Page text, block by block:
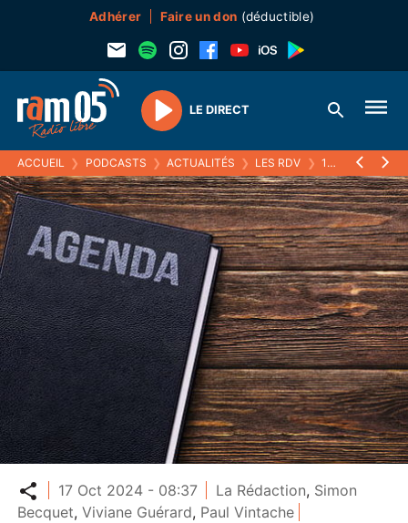
Adhérer Faire un don (déductible)
Play
LE DIRECT
ACCUEIL ❯ PODCASTS ❯ ACTUALITÉS ❯ LES RDV ❯ 17 OCTOBRE 2024
Partager
17 Oct 2024 - 08:37 La Rédaction, Simon
Becquet,Viviane Guérard, Paul Vintache